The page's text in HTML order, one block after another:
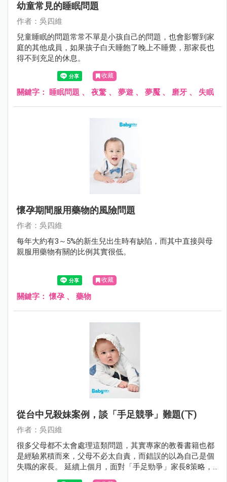
幼童常見的睡眠問題
作者：吳四維
兒童睡眠的問題常常不單是小孩自己的問題，也會影響到家
庭的其他成員，如果孩子白天睡飽了晚上不睡覺，那家長也
得不到充足的休息。
收藏
關鍵字： 睡眠問題 、 夜驚 、 夢遊 、 夢魘 、 磨牙 、 失眠
懷孕期間服用藥物的風險問題
作者：吳四維
每年大約有3～5%的新生兒出生時有缺陷，而其中直接與母
親服用藥物有關的比例其實很低。
收藏
關鍵字：懷孕 、 藥物
從台中兄殺妹案例，談「手足競爭」難題(下)
作者：吳四維
很多父母都不太會處理這類問題，其實專家的教養書籍也都
是經驗累積而來，父母不必太自責，而錯誤的以為自己是個
失職的家長。 延續上個月，面對「手足勁爭」家長8策略，4